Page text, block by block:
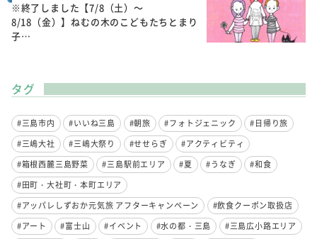
※終了しました【7/8（土）～
8/18（金）】ねむの木のこどもたちとまり
子…
タグ
#三島市内 #いいね三島 #朝旅 #フォトジェニック
#日帰り旅
#三嶋大社
#三嶋大祭り #せせらぎ
#アクティビティ
#箱根西麓三島野菜
#三島駅前エリア #夏 #うなぎ
#和食
#田町・大社町・本町エリア
#アッパレしずおか元気旅 アフターキャンペーン
#飲食クーポン取扱店
#アート
#富士山 #イベント #水の都・三島
#三島広小路エリア